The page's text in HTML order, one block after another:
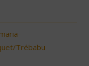
Trébabu